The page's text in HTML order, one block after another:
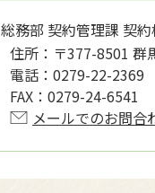
総務部 契約管理課 契
住所： 〒377-8501 群
電話： 0279-22-2369
FAX： 0279-24-6541
メールでのお問合